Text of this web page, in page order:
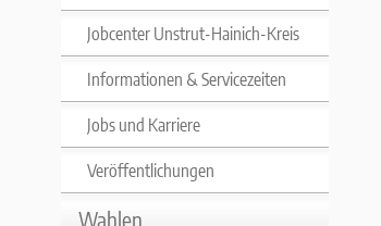
Jobcenter Unstrut-Hainich-Kreis
Informationen & Servicezeiten
Jobs und Karriere
Veröffentlichungen
Wahlen